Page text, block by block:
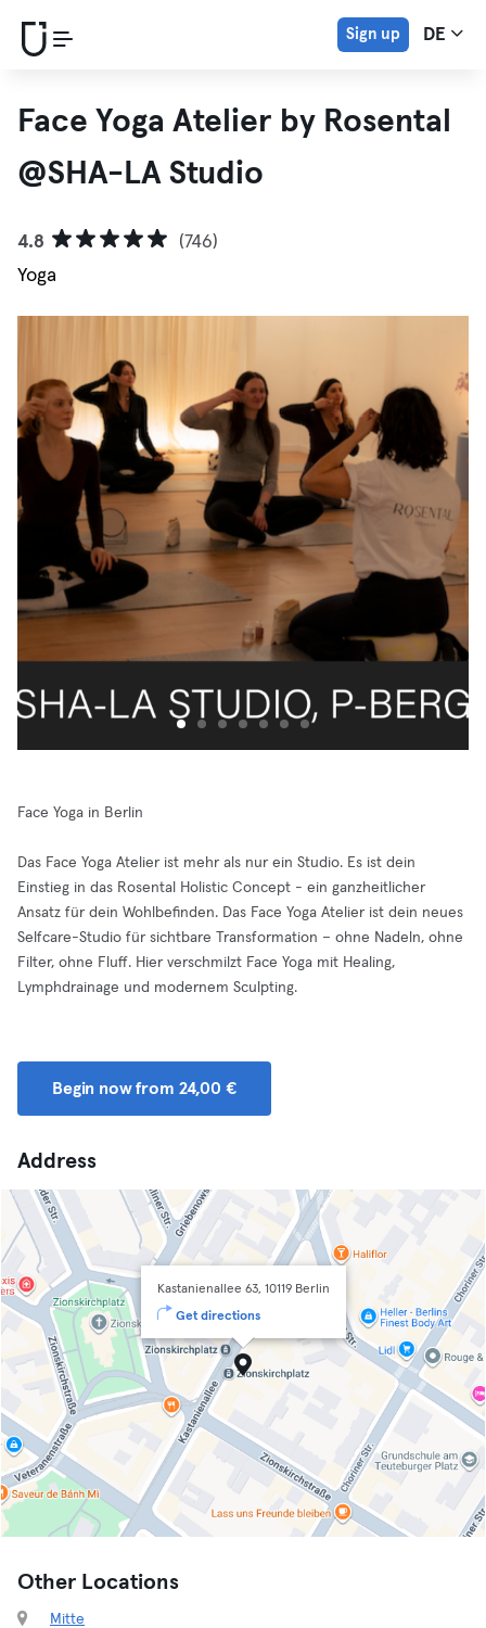
Sign up DE
Face Yoga Atelier by Rosental
@SHA-LA Studio
4.8
(746)
Yoga
Face Yoga in Berlin
Das Face Yoga Atelier ist mehr als nur ein Studio. Es ist dein
Einstieg in das Rosental Holistic Concept - ein ganzheitlicher
Ansatz für dein Wohlbefinden. Das Face Yoga Atelier ist dein neues
Selfcare-Studio für sichtbare Transformation – ohne Nadeln, ohne
Filter, ohne Fluff. Hier verschmilzt Face Yoga mit Healing,
Lymphdrainage und modernem Sculpting.
Begin now from 24,00 €
Address
Kastanienallee 63, 10119 Berlin
Get directions
Other Locations
Mitte